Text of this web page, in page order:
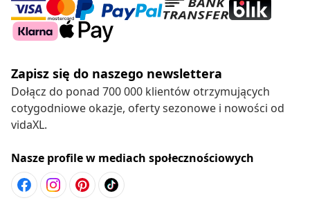
Zapisz się do naszego newslettera
Dołącz do ponad 700 000 klientów otrzymujących
cotygodniowe okazje, oferty sezonowe i nowości od
vidaXL.
Nasze profile w mediach społecznościowych